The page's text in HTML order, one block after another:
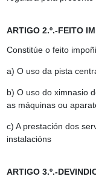
ARTIGO 2.º.-FEITO
Constitúe o feito
a) O uso da pista
b) O uso do ximnasio
as máquinas ou
c) A prestación dos
instalacións
ARTIGO 3.º.-